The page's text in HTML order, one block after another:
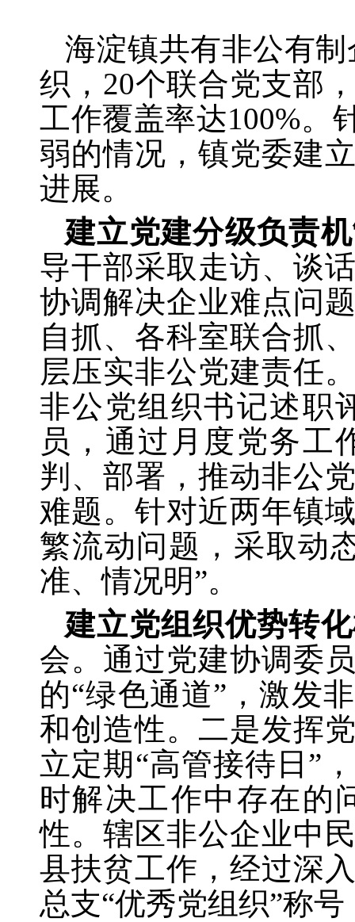
海淀镇共有非公有制
织，20个联合党支部
工作覆盖率达100%。
弱的情况，镇党委建
进展。
建立党建分级负责
导干部采取走访、谈
协调解决企业难点问
自抓、各科室联合抓
层压实非公党建责任
非公党组织书记述职
员，通过月度党务工
判、部署，推动非公
难题。针对近两年镇
繁流动问题，采取动
准、情况明”。
建立党组织优势转
会。通过党建协调委
的“绿色通道”，激发
和创造性。二是发挥
立定期“高管接待日”
时解决工作中存在的
性。辖区非公企业中
县扶贫工作，经过深
总支“优秀党组织”称